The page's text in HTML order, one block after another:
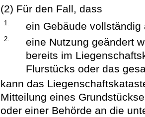
(2) Für den Fall, dass
1. ein Gebäude
2.
eine Nutzung geändert
bereits im
Flurstücks oder das
kann das
Mitteilung eines
oder einer Behörde an die